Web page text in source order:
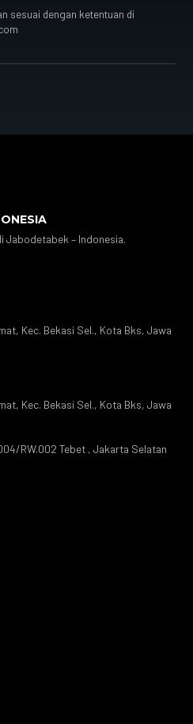
sesuai dengan ketentuan di
Jabodetabek – Indonesia.
Kec. Bekasi Sel., Kota Bks, Jawa
Kec. Bekasi Sel., Kota Bks, Jawa
RW.002 Tebet , Jakarta Selatan